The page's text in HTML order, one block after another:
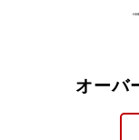
オーバ